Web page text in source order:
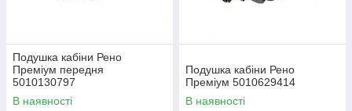
Подушка кабіни Рено
Преміум передня
5010130797
В наявності
Подушка кабіни Рено
Преміум 5010629414
В наявності